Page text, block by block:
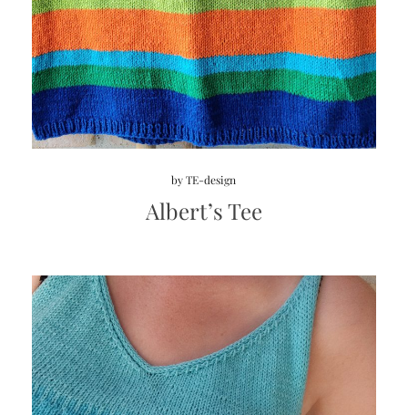
byTE-design
Albert’s Tee